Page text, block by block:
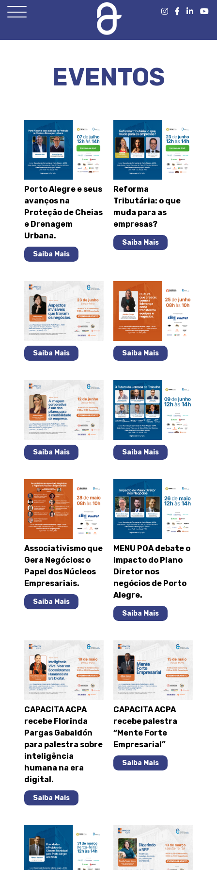
Open
EVENTOS
Porto Alegre e seus
avanços na
Proteção de Cheias
e Drenagem
Urbana.
Saiba Mais
Reforma
Tributária: o que
muda para as
empresas?
Saiba Mais
Saiba Mais Saiba Mais
Saiba Mais Saiba Mais
Associativismo que
Gera Negócios: o
Papel dos Núcleos
Empresariais.
Saiba Mais
MENU POA debate o
impacto do Plano
Diretor nos
negócios de Porto
Alegre.
Saiba Mais
CAPACITA ACPA
recebe Florinda
Pargas Gabaldón
para palestra sobre
inteligência
humana na era
digital.
Saiba Mais
CAPACITA ACPA
recebe palestra
“Mente Forte
Empresarial”
Saiba Mais